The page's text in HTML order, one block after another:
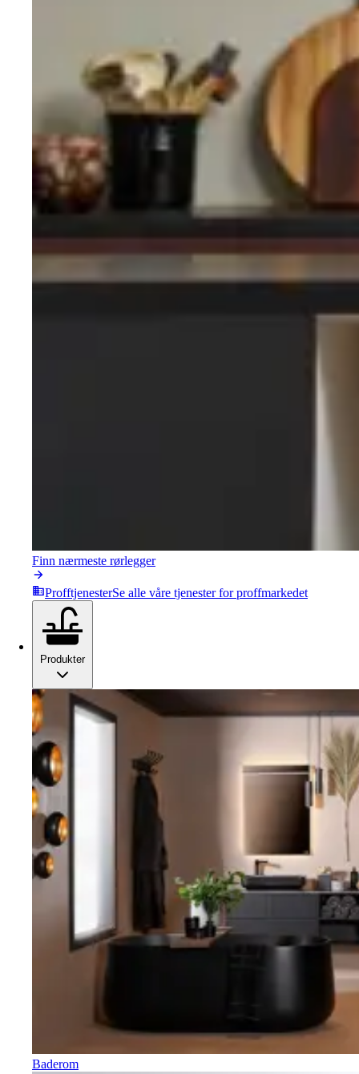
Finn nærmeste rørlegger
ProfftjenesterSe alle våre tjenester for proffmarkedet
Produkter
Baderom